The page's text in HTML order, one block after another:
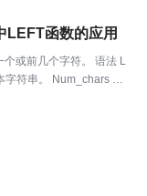
LEFT函数的应用
个或前几个字符。 语法 L
字符串。 Num_chars 指